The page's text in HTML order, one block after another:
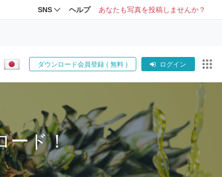
SNS ヘルプ あなたも写真を投稿しませんか？
ダウンロード会員登録 ( 無料 ) ログイン
ード！